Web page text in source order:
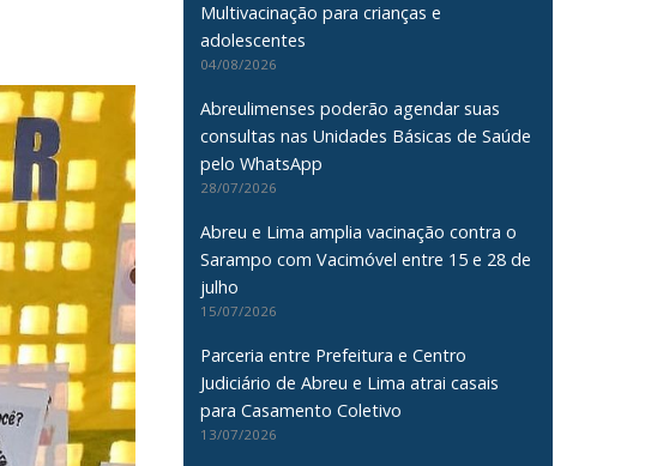
Multivacinação para crianças e
adolescentes
04/08/2026
Abreulimenses poderão agendar suas
consultas nas Unidades Básicas de Saúde
pelo WhatsApp
28/07/2026
Abreu e Lima amplia vacinação contra o
Sarampo com Vacimóvel entre 15 e 28 de
julho
15/07/2026
Parceria entre Prefeitura e Centro
Judiciário de Abreu e Lima atrai casais
para Casamento Coletivo
13/07/2026